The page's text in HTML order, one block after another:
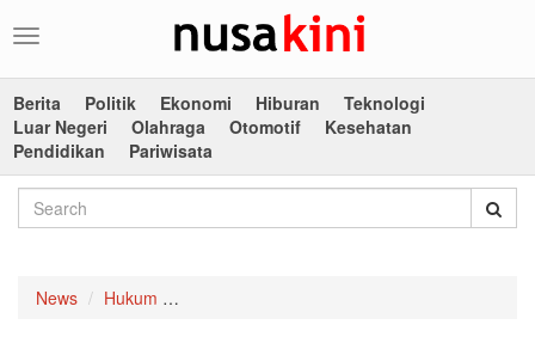
Toggle
Berita
Politik Ekonomi Hiburan
Teknologi
Luar Negeri
Olahraga Otomotif
Kesehatan
Pendidikan
Pariwisata
News Hukum